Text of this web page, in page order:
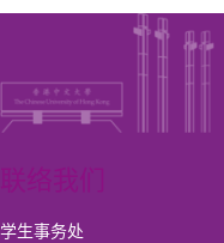
学生事务处